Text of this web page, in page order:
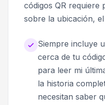
códigos QR requiere
sobre la ubicación,
Siempre incluye
cerca de tu
para leer mi
la historia
necesitan saber